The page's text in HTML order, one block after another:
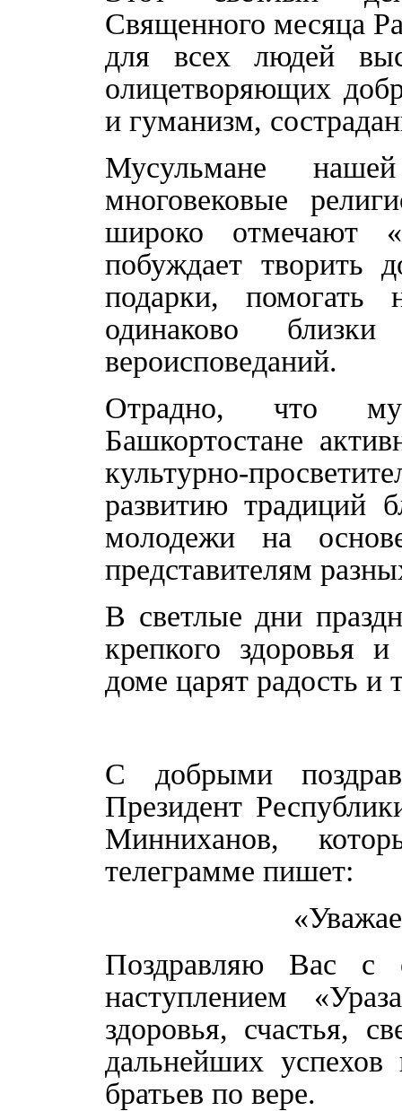
Священного месяца
для всех людей
олицетворяющих
и гуманизм,
Мусульмане
многовековые
широко отмечают
побуждает творить
подарки, помогать
одинаково
вероисповеданий.
Отрадно, что
Башкортостане
культурно-
развитию традиций
молодежи на
представителям
В светлые дни
крепкого здоровья
доме царят радость и
С добрыми
Президент
Минниханов,
телеграмме пишет:
Поздравляю Вас с
наступлением
здоровья, счастья,
дальнейших
братьев по вере.